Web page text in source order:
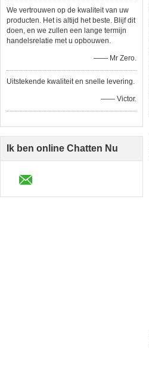
We vertrouwen op de kwaliteit van uw
producten. Het is altijd het beste. Blijf dit
doen, en we zullen een lange termijn
handelsrelatie met u opbouwen.
—— Mr Zero.
Uitstekende kwaliteit en snelle levering.
—— Victor.
Ik ben online Chatten Nu